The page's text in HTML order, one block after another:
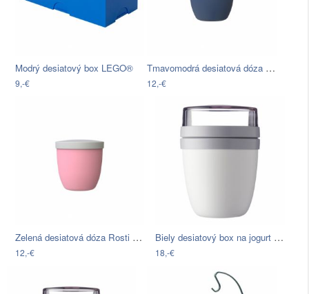
Modrý desiatový box LEGO®
9,-€
Tmavomodrá desiatová dóza Rosti Mepal…
12,-€
Zelená desiatová dóza Rosti Mepal…
12,-€
Biely desiatový box na jogurt Rosti…
18,-€